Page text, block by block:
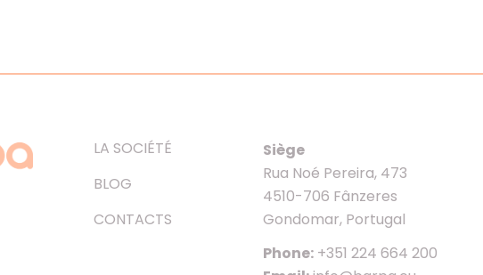
LA SOCIÉTÉ
BLOG
CONTACTS
Siège
Rua Noé Pereira, 473
4510-706 Fânzeres
Gondomar, Portugal
Phone:+351 224 664 200